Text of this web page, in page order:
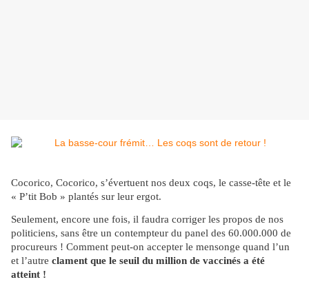
Cocorico, Cocorico, s’évertuent nos deux coqs, le casse-tête et le
« P’tit Bob » plantés sur leur ergot.
Seulement, encore une fois, il faudra corriger les propos de nos
politiciens, sans être un contempteur du panel des 60.000.000 de
procureurs ! Comment peut-on accepter le mensonge quand l’un
et l’autre clament que le seuil du million de vaccinés a été
atteint !